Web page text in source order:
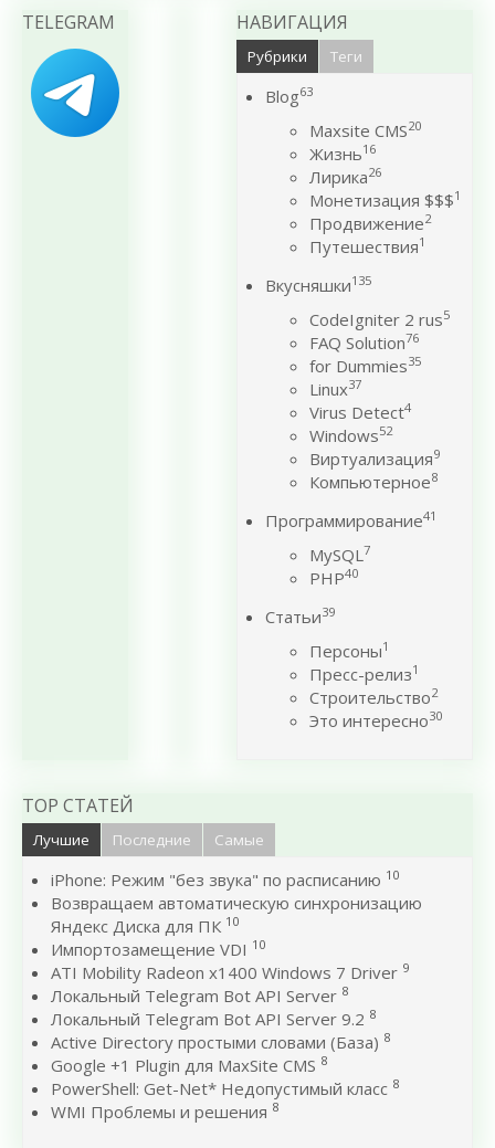
TELEGRAM НАВИГАЦИЯ
Рубрики Теги
Blog63
Maxsite CMS20
Жизнь16
Лирика26
Монетизация $$$1
Продвижение2
Путешествия1
Вкусняшки135
CodeIgniter 2 rus5
FAQ Solution76
for Dummies35
Linux37
Virus Detect4
Windows52
Виртуализация9
Компьютерное8
Программирование41
MySQL7
PHP40
Статьи39
Персоны1
Пресс-релиз1
Строительство2
Это интересно30
TOP СТАТЕЙ
Лучшие Последние Самые
iPhone: Режим "без звука" по расписанию 10
Возвращаем автоматическую синхронизацию
Яндекс Диска для ПК 10
Импортозамещение VDI 10
ATI Mobility Radeon x1400 Windows 7 Driver 9
Локальный Telegram Bot API Server 8
Локальный Telegram Bot API Server 9.2 8
Active Directory простыми словами (База) 8
Google +1 Plugin для MaxSite CMS 8
PowerShell: Get-Net* Недопустимый класс 8
WMI Проблемы и решения 8